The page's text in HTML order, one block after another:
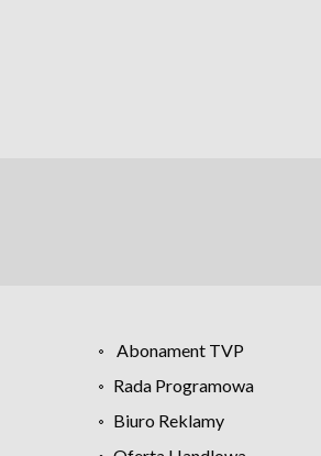
Abonament TVP
Rada Programowa
Biuro Reklamy